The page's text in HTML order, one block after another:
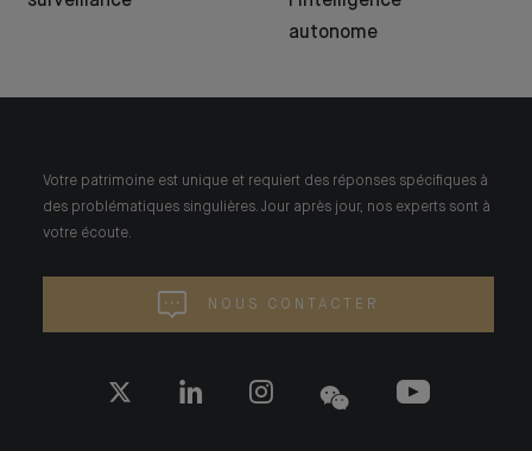
autonome
Votre patrimoine est unique et requiert des réponses spécifiques à
des problématiques singulières. Jour après jour, nos experts sont à
votre écoute.
NOUS CONTACTER